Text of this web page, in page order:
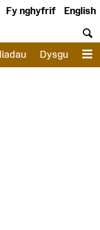
English
Fy nghyfrif
Dysgu